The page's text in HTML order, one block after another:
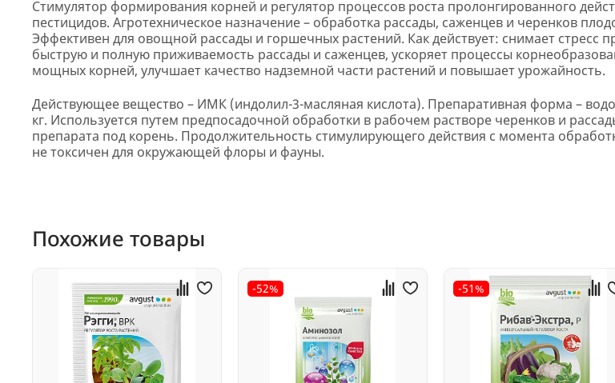
Стимулятор формирования корней и регулятор процессов роста пролонгированного
пестицидов. Агротехническое назначение – обработка рассады, саженцев и черенков
Эффективен для овощной рассады и горшечных растений. Как действует: снимает стресс
быструю и полную приживаемость рассады и саженцев, ускоряет процессы
мощных корней, улучшает качество надземной части растений и повышает урожайность.
Действующее вещество – ИМК (индолил-3-масляная кислота). Препаративная форма –
кг. Используется путем предпосадочной обработки в рабочем растворе черенков и
препарата под корень. Продолжительность стимулирующего действия с момента
не токсичен для окружающей флоры и фауны.
Похожие товары
-52% -51%